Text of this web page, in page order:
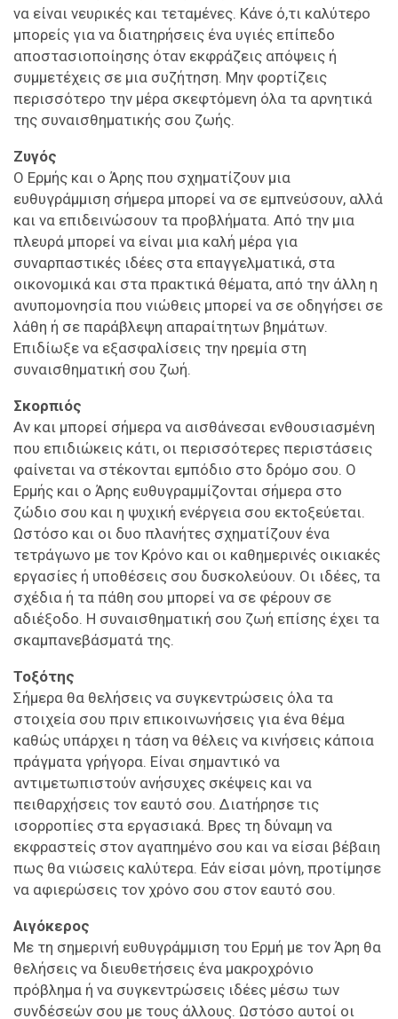
να είναι νευρικές και τεταμένες. Κάνε ό,τι καλύτερο
μπορείς για να διατηρήσεις ένα υγιές επίπεδο
αποστασιοποίησης όταν εκφράζεις απόψεις ή
συμμετέχεις σε μια συζήτηση. Μην φορτίζεις
περισσότερο την μέρα σκεφτόμενη όλα τα αρνητικά
της συναισθηματικής σου ζωής.
Ζυγός
Ο Ερμής και ο Άρης που σχηματίζουν μια
ευθυγράμμιση σήμερα μπορεί να σε εμπνεύσουν, αλλά
και να επιδεινώσουν τα προβλήματα. Από την μια
πλευρά μπορεί να είναι μια καλή μέρα για
συναρπαστικές ιδέες στα επαγγελματικά, στα
οικονομικά και στα πρακτικά θέματα, από την άλλη η
ανυπομονησία που νιώθεις μπορεί να σε οδηγήσει σε
λάθη ή σε παράβλεψη απαραίτητων βημάτων.
Επιδίωξε να εξασφαλίσεις την ηρεμία στη
συναισθηματική σου ζωή.
Σκορπιός
Αν και μπορεί σήμερα να αισθάνεσαι ενθουσιασμένη
που επιδιώκεις κάτι, οι περισσότερες περιστάσεις
φαίνεται να στέκονται εμπόδιο στο δρόμο σου. Ο
Ερμής και ο Άρης ευθυγραμμίζονται σήμερα στο
ζώδιο σου και η ψυχική ενέργεια σου εκτοξεύεται.
Ωστόσο και οι δυο πλανήτες σχηματίζουν ένα
τετράγωνο με τον Κρόνο και οι καθημερινές οικιακές
εργασίες ή υποθέσεις σου δυσκολεύουν. Οι ιδέες, τα
σχέδια ή τα πάθη σου μπορεί να σε φέρουν σε
αδιέξοδο. Η συναισθηματική σου ζωή επίσης έχει τα
σκαμπανεβάσματά της.
Τοξότης
Σήμερα θα θελήσεις να συγκεντρώσεις όλα τα
στοιχεία σου πριν επικοινωνήσεις για ένα θέμα
καθώς υπάρχει η τάση να θέλεις να κινήσεις κάποια
πράγματα γρήγορα. Είναι σημαντικό να
αντιμετωπιστούν ανήσυχες σκέψεις και να
πειθαρχήσεις τον εαυτό σου. Διατήρησε τις
ισορροπίες στα εργασιακά. Βρες τη δύναμη να
εκφραστείς στον αγαπημένο σου και να είσαι βέβαιη
πως θα νιώσεις καλύτερα. Εάν είσαι μόνη, προτίμησε
να αφιερώσεις τον χρόνο σου στον εαυτό σου.
Αιγόκερος
Με τη σημερινή ευθυγράμμιση του Ερμή με τον Άρη θα
θελήσεις να διευθετήσεις ένα μακροχρόνιο
πρόβλημα ή να συγκεντρώσεις ιδέες μέσω των
συνδέσεών σου με τους άλλους. Ωστόσο αυτοί οι